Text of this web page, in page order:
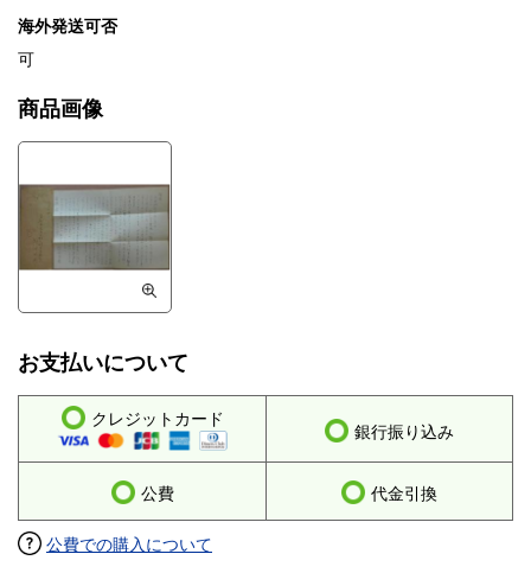
海外発送可否
可
商品画像
お支払いについて
クレジットカード
銀行振り込み
公費 代金引換
公費での購入について